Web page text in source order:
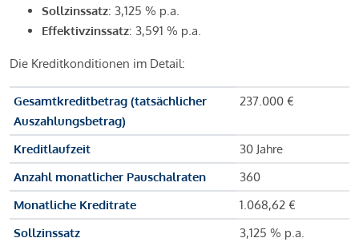
Sollzinssatz: 3,125 % p.a.
Effektivzinssatz: 3,591 % p.a.
Die Kreditkonditionen im Detail:
Gesamtkreditbetrag (tatsächlicher
Auszahlungsbetrag)
237.000 €
Kreditlaufzeit
30 Jahre
Anzahl monatlicher Pauschalraten
360
Monatliche Kreditrate
1.068,62 €
Sollzinssatz
3,125 % p.a.